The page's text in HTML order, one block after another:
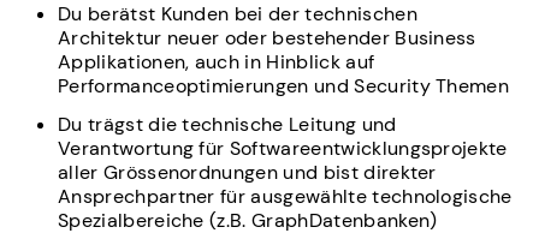
Du berätst Kunden bei der technischen
Architektur neuer oder bestehender Business
Applikationen, auch in Hinblick auf
Performanceoptimierungen und Security Themen
Du trägst die technische Leitung und
Verantwortung für Softwareentwicklungsprojekte
aller Grössenordnungen und bist direkter
Ansprechpartner für ausgewählte technologische
Spezialbereiche (z.B. GraphDatenbanken)